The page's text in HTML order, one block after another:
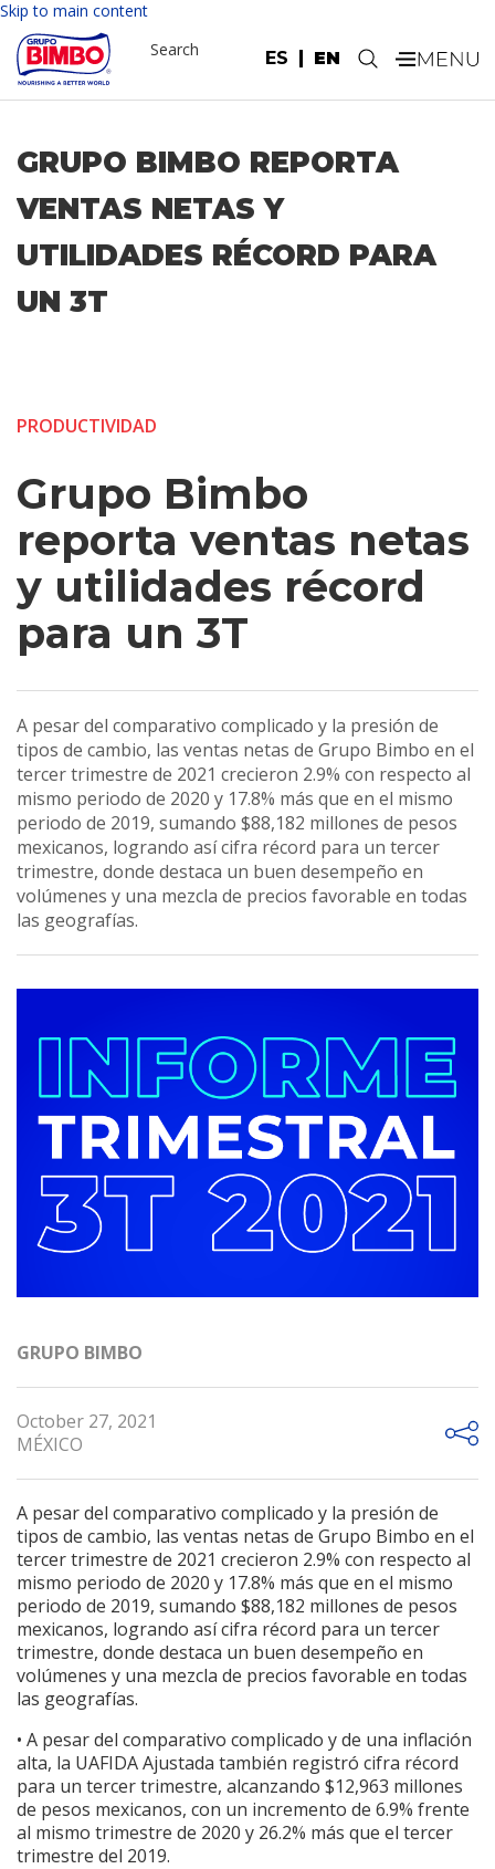
Skip to main content
ES EN
Search .
GRUPO BIMBO REPORTA
VENTAS NETAS Y
UTILIDADES RÉCORD PARA
UN 3T
PRODUCTIVIDAD
Grupo Bimbo
reporta ventas netas
y utilidades récord
para un 3T
A pesar del comparativo complicado y la presión de
tipos de cambio, las ventas netas de Grupo Bimbo en el
tercer trimestre de 2021 crecieron 2.9% con respecto al
mismo periodo de 2020 y 17.8% más que en el mismo
periodo de 2019, sumando $88,182 millones de pesos
mexicanos, logrando así cifra récord para un tercer
trimestre, donde destaca un buen desempeño en
volúmenes y una mezcla de precios favorable en todas
las geografías.
GRUPO BIMBO
October 27, 2021
MÉXICO
A pesar del comparativo complicado y la presión de
tipos de cambio, las ventas netas de Grupo Bimbo en el
tercer trimestre de 2021 crecieron 2.9% con respecto al
mismo periodo de 2020 y 17.8% más que en el mismo
periodo de 2019, sumando $88,182 millones de pesos
mexicanos, logrando así cifra récord para un tercer
trimestre, donde destaca un buen desempeño en
volúmenes y una mezcla de precios favorable en todas
las geografías.
• A pesar del comparativo complicado y de una inflación
alta, la UAFIDA Ajustada también registró cifra récord
para un tercer trimestre, alcanzando $12,963 millones
de pesos mexicanos, con un incremento de 6.9% frente
al mismo trimestre de 2020 y 26.2% más que el tercer
trimestre del 2019.